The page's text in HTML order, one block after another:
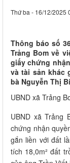
Thứ ba - 16/12/2025
Thông báo số
Trảng Bom về
giấy chứng
và tài sản khác
bà Nguyễn Thị
UBND xã Trảng
UBND xã Trảng
chứng nhận
gắn liền với đất
tích 18,0m² đất